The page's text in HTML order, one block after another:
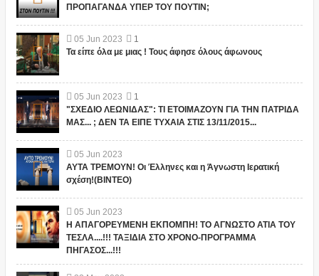
ΠΡΟΠΑΓΑΝΔΑ ΥΠΕΡ ΤΟΥ ΠΟΥΤΙΝ;
05 Jun 2023
1
Τα είπε όλα με μιας ! Τους άφησε όλους άφωνους
05 Jun 2023
1
"ΣΧΕΔΙΟ ΛΕΩΝΙΔΑΣ": ΤΙ ΕΤΟΙΜΑΖΟΥΝ ΓΙΑ ΤΗΝ ΠΑΤΡΙΔΑ
ΜΑΣ... ; ΔΕΝ ΤΑ ΕΙΠΕ ΤΥΧΑΙΑ ΣΤΙΣ 13/11/2015...
05 Jun 2023
ΑΥΤΑ ΤΡΕΜΟΥΝ! Οι Έλληνες και η Άγνωστη Ιερατική
σχέση!(ΒΙΝΤΕΟ)
05 Jun 2023
Η ΑΠΑΓΟΡΕΥΜΕΝΗ ΕΚΠΟΜΠΗ! ΤΟ ΑΓΝΩΣΤΟ ΑΤΙΑ ΤΟΥ
ΤΕΣΛΑ....!!! ΤΑΞΙΔΙΑ ΣΤΟ ΧΡΟΝΟ-ΠΡΟΓΡΑΜΜΑ
ΠΗΓΑΣΟΣ...!!!